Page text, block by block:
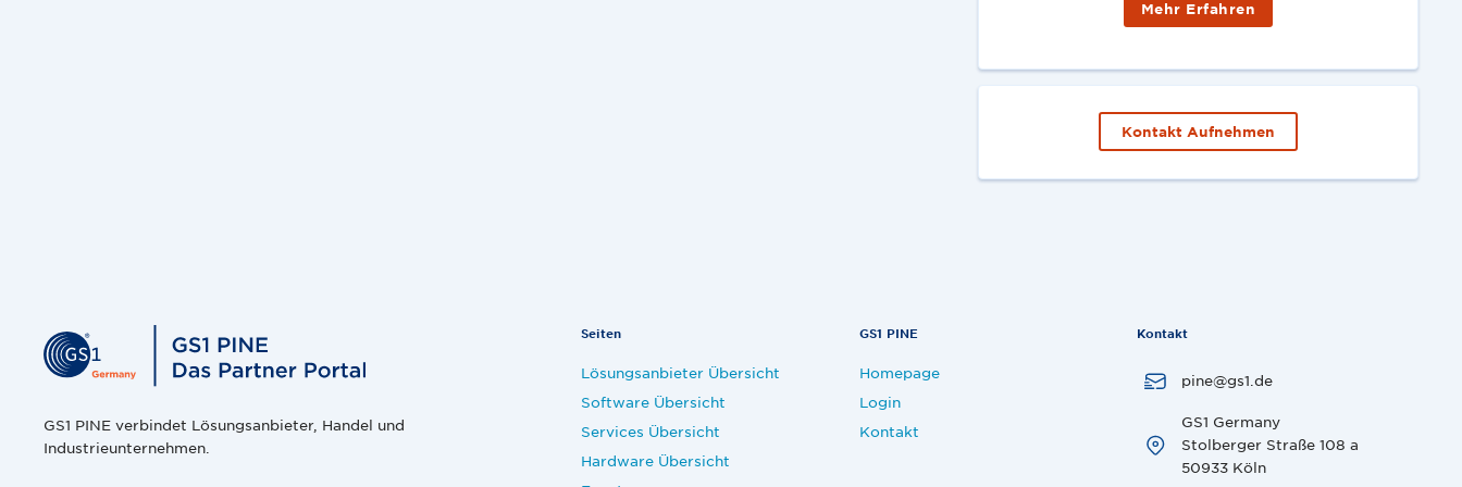
Mehr Erfahren
Kontakt Aufnehmen
GS1 PINE verbindet Lösungsanbieter, Handel und
Industrieunternehmen.
Seiten
Lösungsanbieter Übersicht
Software Übersicht
Services Übersicht
Hardware Übersicht
GS1 PINE
Homepage
Login
Kontakt
Kontakt
pine@gs1.de
GS1 Germany
Stolberger Straße 108 a
50933 Köln